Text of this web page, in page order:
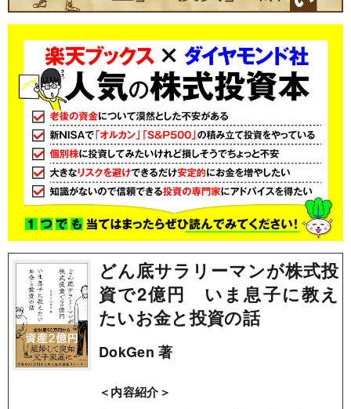
どん底サラリーマンが株式投
資で2億円 いま息子に教え
たいお金と投資の話
DokGen 著
＜内容紹介＞